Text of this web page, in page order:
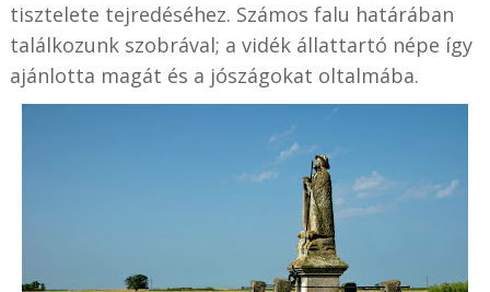
tisztelete tejredéséhez. Számos falu határában
találkozunk szobrával; a vidék állattartó népe így
ajánlotta magát és a jószágokat oltalmába.